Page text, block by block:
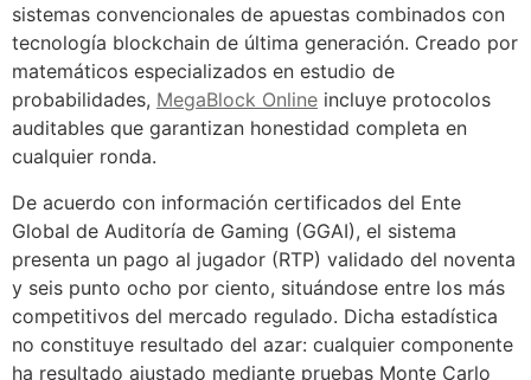
sistemas convencionales de apuestas combinados con
tecnología blockchain de última generación. Creado por
matemáticos especializados en estudio de
probabilidades, MegaBlock Online incluye protocolos
auditables que garantizan honestidad completa en
cualquier ronda.
De acuerdo con información certificados del Ente
Global de Auditoría de Gaming (GGAI), el sistema
presenta un pago al jugador (RTP) validado del noventa
y seis punto ocho por ciento, situándose entre los más
competitivos del mercado regulado. Dicha estadística
no constituye resultado del azar: cualquier componente
ha resultado ajustado mediante pruebas Monte Carlo